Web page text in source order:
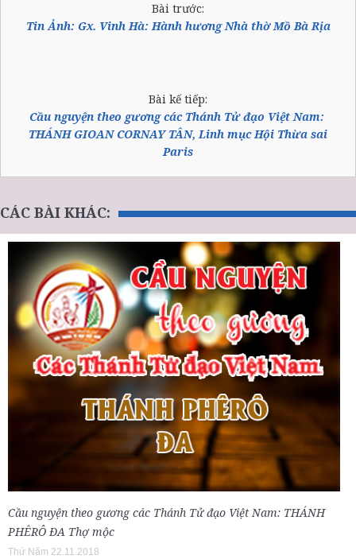
Bài trước:
Tin Ảnh: Gx. Vinh Hà: Hành hương Nhà thờ Mồ Bà Rịa
Bài kế tiếp:
Cầu nguyện theo gương các Thánh Tử đạo Việt Nam:
THÁNH GIOAN CORNAY TÂN, Linh mục Hội Thừa sai
Paris
CÁC BÀI KHÁC:
Cầu nguyện theo gương các Thánh Tử đạo Việt Nam: THÁNH
PHÊRÔ ĐA Thợ mộc
Thứ Năm 22.11.2018